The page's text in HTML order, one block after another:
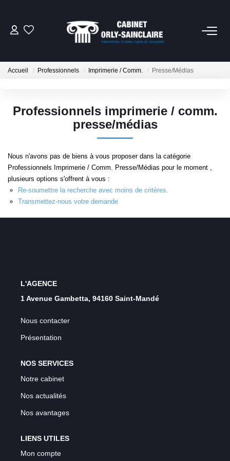
NOTRE SERVICE SYNDIC
EXTRANET
Accueil Professionnels Imprimerie / Comm. Presse/Médias
Professionnels imprimerie / comm.
presse/médias
Nous n'avons pas de biens à vous proposer dans la catégorie
Professionnels Imprimerie / Comm. Presse/Médias pour le moment ,
plusieurs options s'offrent à vous :
Re-soumettre la recherche avec moins de critères.
Transmettez-nous votre demande
L'AGENCE
1 Avenue Gambetta, 94160 Saint-Mandé
Nous contacter
Présentation
NOS SERVICES
Notre cabinet
Nos actualités
Nos avantages
LIENS UTILES
Mon compte